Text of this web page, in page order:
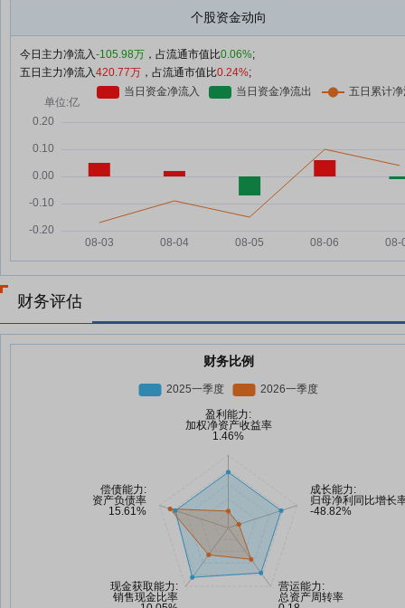
个股资金动向
今日主力净流入-105.98万 ，占流通市值比0.06%;
五日主力净流入420.77万 ，占流通市值比0.24%;
财务评估
财务比例